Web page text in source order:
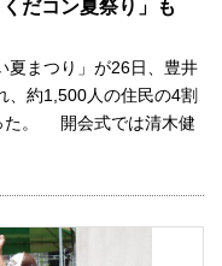
くだコン夏祭り」も
まつり」が26日、豊井
、約1,500人の住民の4割
た。 開会式では清木健